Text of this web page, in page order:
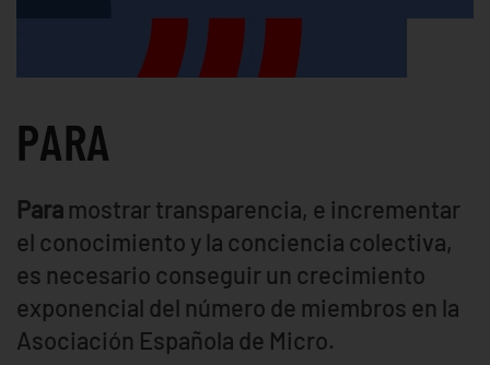
PARA
Para mostrar transparencia, e incrementar
el conocimiento y la conciencia colectiva,
es necesario conseguir un crecimiento
exponencial del número de miembros en la
Asociación Española de Micro.